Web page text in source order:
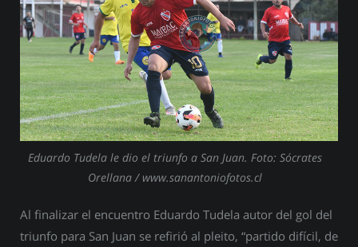
Eduardo Tudela le dio el triunfo a San Juan. Foto: Sócrates
Orellana / www.sanantoniofotos.cl
Al finalizar el encuentro Eduardo Tudela autor del gol del
triunfo para San Juan se refirió al pleito, “partido difícil, de